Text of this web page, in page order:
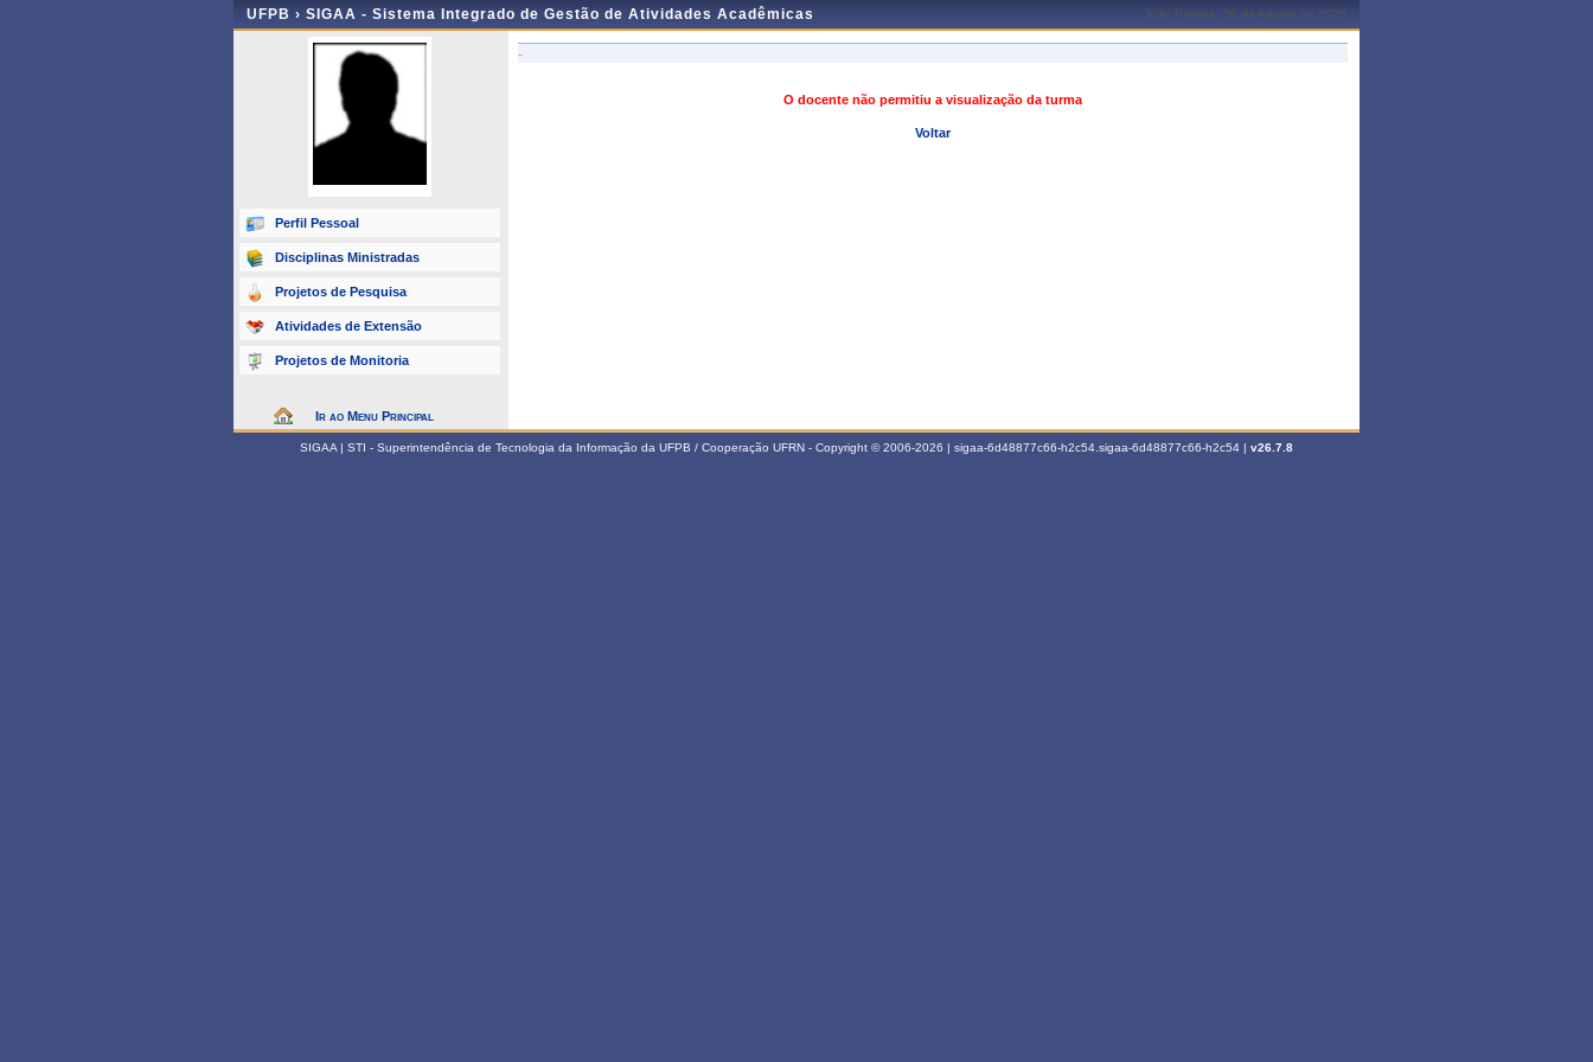
UFPB › SIGAA - Sistema Integrado de Gestão de Atividades Acadêmicas João Pessoa, 06 de Agosto de 2026
Perfil Pessoal
Disciplinas Ministradas
Projetos de Pesquisa
Atividades de Extensão
Projetos de Monitoria
Ir ao Menu Principal
-
O docente não permitiu a visualização da turma
Voltar
SIGAA | STI - Superintendência de Tecnologia da Informação da UFPB / Cooperação UFRN - Copyright © 2006-2026 | sigaa-6d48877c66-h2c54.sigaa-6d48877c66-h2c54 | v26.7.8